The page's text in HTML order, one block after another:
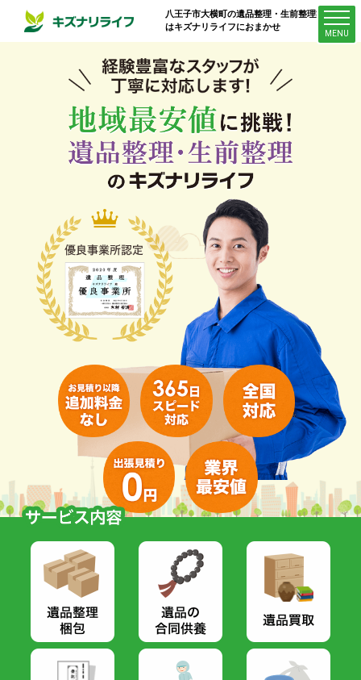
八王子市大横町の遺品整理・生前整理業者
はキズナリライフにおまかせ